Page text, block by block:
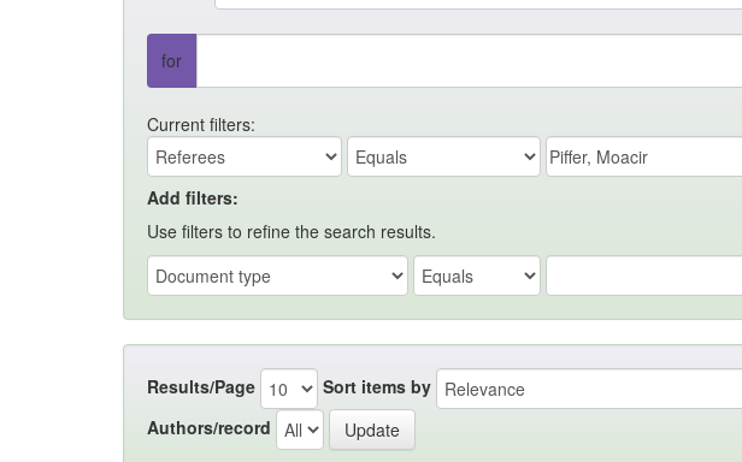
for
Current filters:
Add filters:
Use filters to refine the search results.
Results/Page Sort items by
Authors/record